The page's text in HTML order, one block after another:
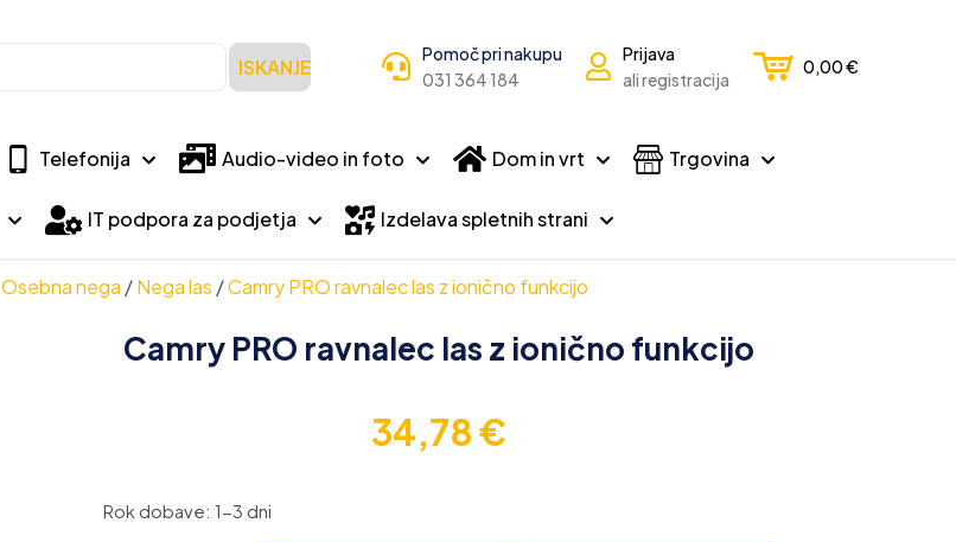
ISKANJE
Pomoč pri nakupu
031 364 184
Prijava
ali registracija
0,00€
Telefonija Audio-video in foto Dom in vrt Trgovina
IT podpora za podjetja Izdelava spletnih strani
Osebna nega / Nega las /Camry PRO ravnalec las z ionično funkcijo
Camry PRO ravnalec las z ionično funkcijo
34,78€
Rok dobave: 1-3 dni